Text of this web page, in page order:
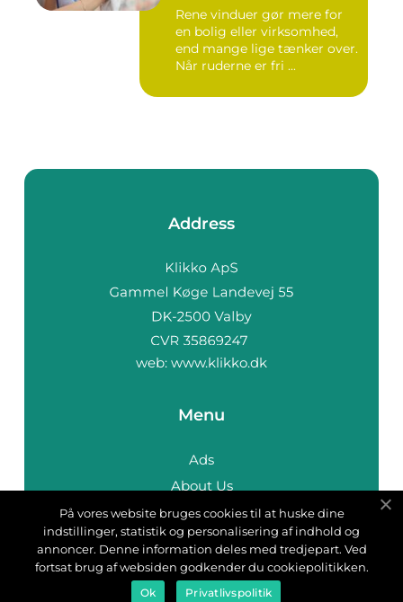
Rene vinduer gør mere for
en bolig eller virksomhed,
end mange lige tænker over.
Når ruderne er fri ...
Address
web: www.klikko.dk
Menu
Ads
About Us
Cookies
Contact
Sitemap
På vores website bruges cookies til at huske dine
indstillinger, statistik og personalisering af indhold og
annoncer. Denne information deles med tredjepart. Ved
fortsat brug af websiden godkender du cookiepolitikken.
Ok Privatlivspolitik